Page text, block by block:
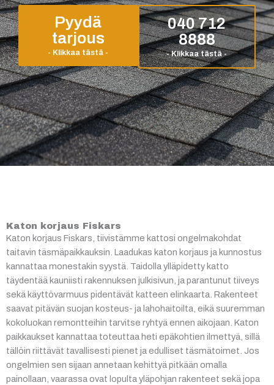
Pyydä
tarjous
040 712
8888
Katon korjaus Fiskars
Katon korjaus Fiskars, tiivistämme kattosi ongelmakohdat
taitavin täsmäpaikkauksin. Laadukas katon korjaus ja kunnostus
kannattaa monestakin syystä. Taidolla ylläpidetty katto
täydentää kauniisti rakennuksen julkisivun, ja parantunut tiiveys
sekä käyttövarmuus pidentävät katteen elinkaarta. Rakenteet
saavat pitävän suojan kosteus- ja lahohaitoilta, eikä suuremman
kokoluokan remontteihin tarvitse ryhtyä ennen aikojaan. Katon
paikkaukset kannattaa toteuttaa heti epäkohtien ilmettyä, sillä
tällöin riittävät tavallisesti pienet ja edulliset täsmätoimet. Jos
ongelmien sen sijaan annetaan kehittyä pitkään omalla
painollaan, vaarassa ovat lopulta yläpohjan rakenteet sekä jopa